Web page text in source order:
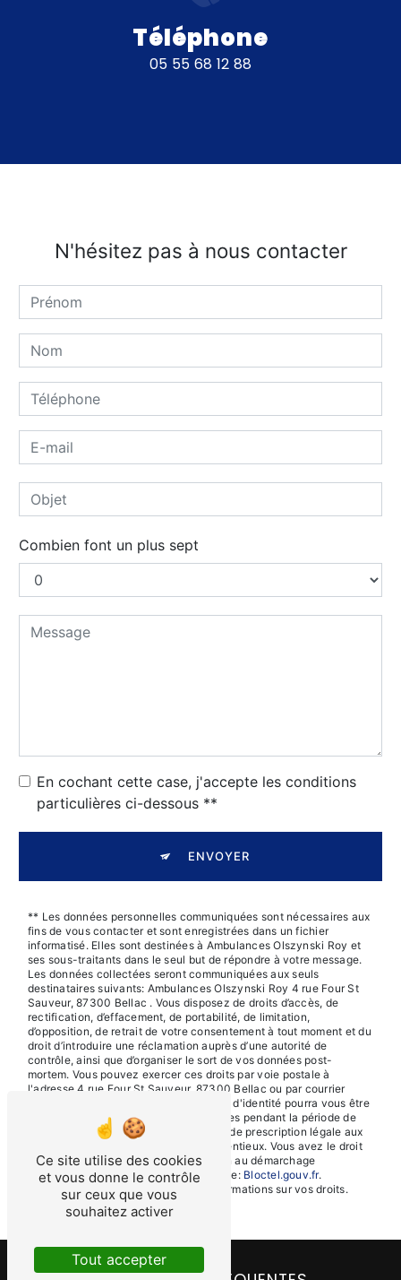
Téléphone
05 55 68 12 88
N'hésitez pas à nous contacter
Combien font un plus sept
En cochant cette case, j'accepte les conditions
particulières ci-dessous **
ENVOYER
** Les données personnelles communiquées sont nécessaires aux
fins de vous contacter et sont enregistrées dans un fichier
informatisé. Elles sont destinées à Ambulances Olszynski Roy et
ses sous-traitants dans le seul but de répondre à votre message.
Les données collectées seront communiquées aux seuls
destinataires suivants: Ambulances Olszynski Roy 4 rue Four St
Sauveur, 87300 Bellac . Vous disposez de droits d’accès, de
rectification, d’effacement, de portabilité, de limitation,
d’opposition, de retrait de votre consentement à tout moment et du
droit d’introduire une réclamation auprès d’une autorité de
contrôle, ainsi que d’organiser le sort de vos données post-
mortem. Vous pouvez exercer ces droits par voie postale à
l'adresse 4 rue Four St Sauveur, 87300 Bellac ou par courrier
électronique à l'adresse . Un justificatif d'identité pourra vous être
demandé. Nous conservons vos données pendant la période de
prise de contact puis pendant la durée de prescription légale aux
fins probatoires et de gestion des contentieux. Vous avez le droit
de vous inscrire sur la liste d'opposition au démarchage
téléphonique, disponible à cette adresse: Bloctel.gouv.fr.
Consultez le site cnil.fr pour plus d’informations sur vos droits.
Ce site utilise des cookies
et vous donne le contrôle
sur ceux que vous
souhaitez activer
Tout accepter